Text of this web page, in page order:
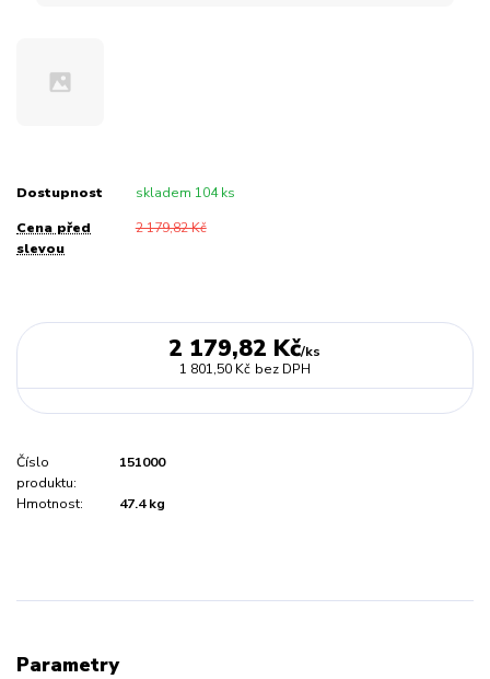
Dostupnost skladem 104 ks
Cena před
slevou
2 179,82 Kč
2 179,82 Kč/ks
1 801,50 Kč bez DPH
Číslo
produktu:
151000
Hmotnost: 47.4 kg
Parametry